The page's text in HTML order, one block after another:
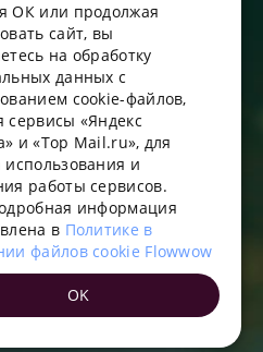
в области информационных
“Интернет” по размещению
о реализации товаров.
, включенных в реестр
вычислительных машин и
«ФЛАУВАУ»
г. Муниципальный округ
д. 9, помещ. 2/3.
15
технологии
ENGLISH
UKRAINIAN
PORTUGUESE
FRENCH
TURKISH
POLISH
ОК или продолжая
сайт, вы
на обработку
данных с
cookie-файлов,
сервисы «Яндекс
и «Top Mail.ru», для
использования и
работы сервисов.
информация
в Политике в
файлов cookie Flowwow
OK